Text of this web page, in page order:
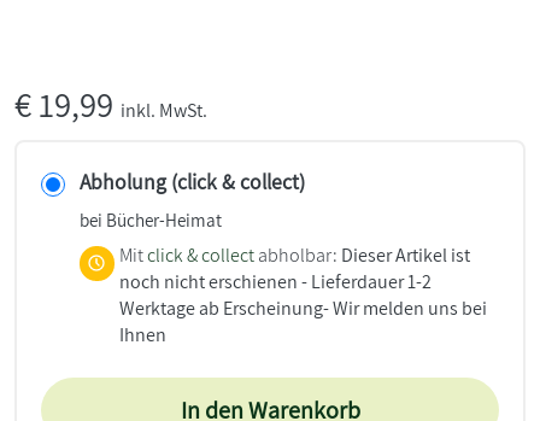
€19,99 inkl. MwSt.
Abholung (click & collect)
bei Bücher-Heimat
Mitclick & collect abholbar: Dieser Artikel ist
noch nicht erschienen - Lieferdauer 1-2
Werktage ab Erscheinung- Wir melden uns bei
Ihnen
In den Warenkorb